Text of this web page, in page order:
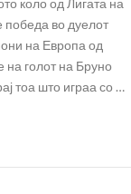
победа во дуелот
на Европа од
на голот на Бруно
тоа што играа со …